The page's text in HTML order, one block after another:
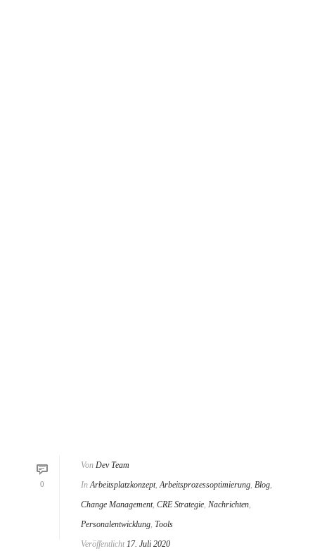
0
Von Dev Team
In Arbeitsplatzkonzept,Arbeitsprozessoptimierung, Blog,
Change Management, CRE Strategie, Nachrichten,
Personalentwicklung, Tools
Veröffentlicht 17. Juli 2020